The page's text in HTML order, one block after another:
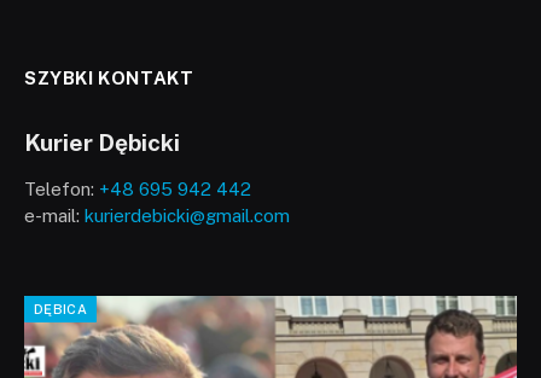
SZYBKI KONTAKT
Kurier Dębicki
Telefon: +48 695 942 442
e-mail: kurierdebicki@gmail.com
DĘBICA